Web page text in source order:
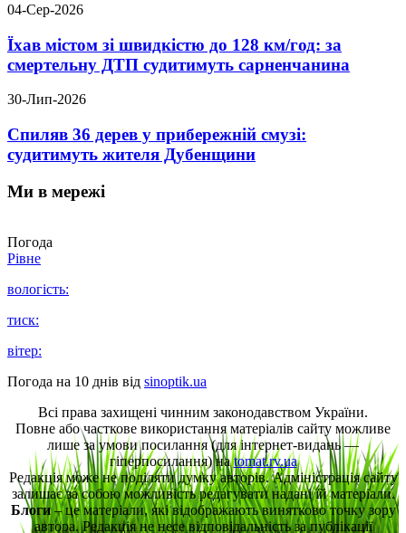
04-Сер-2026
Їхав містом зі швидкістю до 128 км/год: за
смертельну ДТП судитимуть сарненчанина
30-Лип-2026
Спиляв 36 дерев у прибережній смузі:
судитимуть жителя Дубенщини
Ми в мережі
Погода
Рівне
вологість:
тиск:
вітер:
Погода на 10 днів від sinoptik.ua
Всі права захищені чинним законодавством України.
Повне або часткове використання матеріалів сайту можливе
лише за умови посилання (для інтернет-видань —
гіперпосилання) наtomat.rv.ua
Редакція може не поділяти думку авторів. Адміністрація сайту
залишає за собою можливість редагувати надані їй матеріали.
Блоги– це матеріали, які відображають винятково точку зору
автора. Редакція не несе відповідальність за публікації